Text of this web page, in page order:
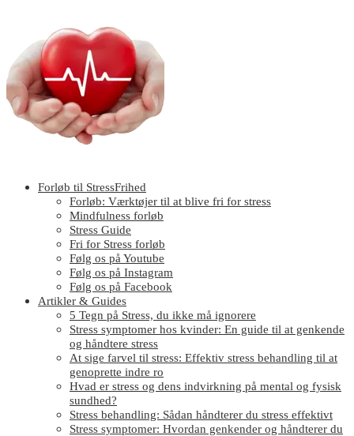
Forløb til StressFrihed
Forløb: Værktøjer til at blive fri for stress
Mindfulness forløb
Stress Guide
Fri for Stress forløb
Følg os på Youtube
Følg os på Instagram
Følg os på Facebook
Artikler & Guides
5 Tegn på Stress, du ikke må ignorere
Stress symptomer hos kvinder: En guide til at genkende
og håndtere stress
At sige farvel til stress: Effektiv stress behandling til at
genoprette indre ro
Hvad er stress og dens indvirkning på mental og fysisk
sundhed?
Stress behandling: Sådan håndterer du stress effektivt
Stress symptomer: Hvordan genkender og håndterer du